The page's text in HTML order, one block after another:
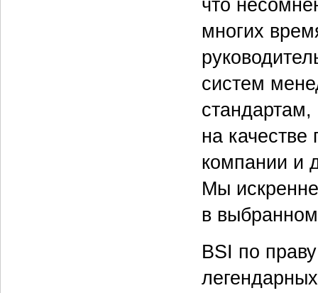
что
многих
систем
стандартам,
на качестве
компании и
Мы
в
BSI по